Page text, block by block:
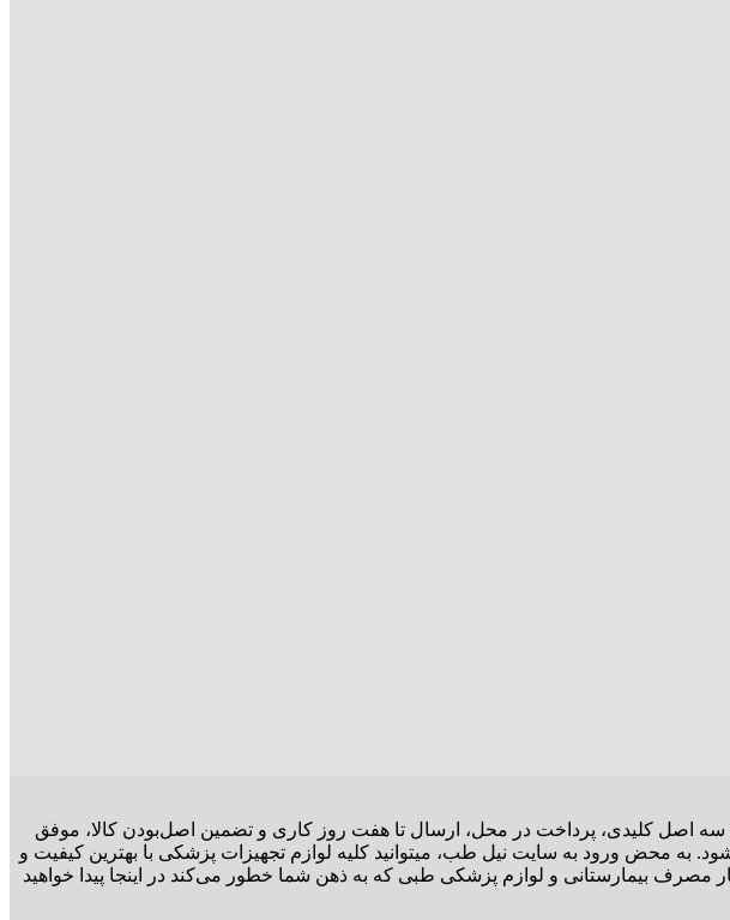
سه اصل کلیدی، پرداخت در محل، ارسال تا هفت روز کاری و تضمین اصل‌بودن کالا، موفق
به محض ورود به سایت نیل طب، میتوانید کلیه لوازم تجهیزات پزشکی با بهترین کیفیت و
مصرف بیمارستانی و لوازم پزشکی طبی که به ذهن شما خطور می‌کند در اینجا پیدا خواهید